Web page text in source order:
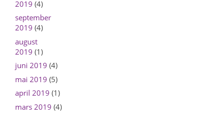
2019 (4)
september
2019 (4)
august
2019 (1)
juni 2019 (4)
mai 2019 (5)
april 2019 (1)
mars 2019 (4)